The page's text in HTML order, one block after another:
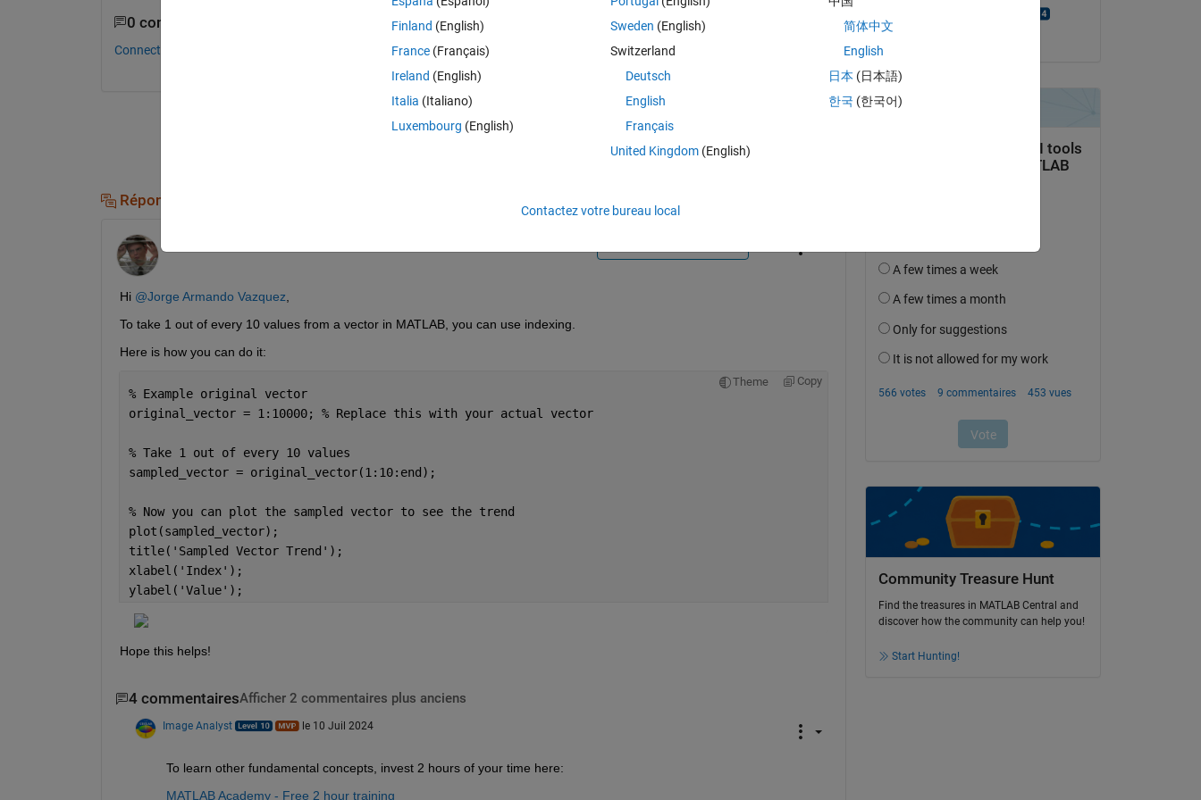
0 commentaires
Connectez-vous pour commenter.
Connectez-vous pour répondre à cette question.
PartagerConnectez-vous pour suivre l’activité
Réponses (1)
Hi @Jorge Armando Vazquez,
To take 1 out of every 10 values from a vector in MATLAB, you can use indexing.
Here is how you can do it:
Theme Copy
% Example original vector
original_vector = 1:10000; % Replace this with your actual vector
% Take 1 out of every 10 values
sampled_vector = original_vector(1:10:end);
% Now you can plot the sampled vector to see the trend
plot(sampled_vector);
title( 'Sampled Vector Trend' );
xlabel( 'Index' );
ylabel( 'Value' );
Hope this helps!
4 commentairesAfficher 2 commentaires plus anciens
Image Analyst le 10 Juil 2024
To learn other fundamental concepts, invest 2 hours of your time here:
MATLAB Academy - Free 2 hour training
le 10 Juil 2024
Community Treasure Hunt
Find the treasures in MATLAB Central and
discover how the community can help you!
Start Hunting!
Finland (English)
France (Français)
Ireland (English)
Italia (Italiano)
Luxembourg (English)
Sweden (English)
Switzerland
Deutsch
English
Français
United Kingdom(English)
简体中文
English
日本 (日本語)
한국 (한국어)
Contactez votre bureau local